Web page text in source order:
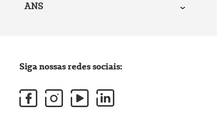
ANS
Siga nossas redes sociais: